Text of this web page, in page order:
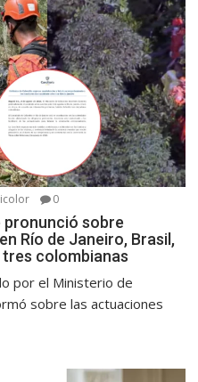
0
pronunció sobre
Río de Janeiro, Brasil,
colombianas
por el Ministerio de
sobre las actuaciones